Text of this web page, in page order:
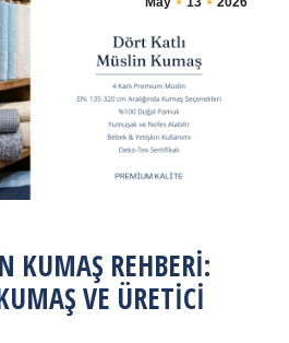
KUMAŞ REHBERI:
VE ÜRETICI